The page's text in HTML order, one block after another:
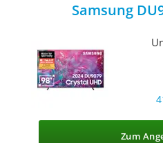
Samsung
Zum